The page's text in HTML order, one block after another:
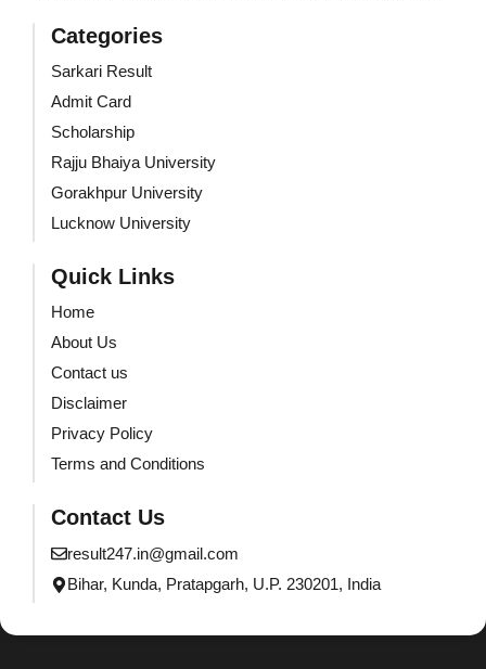
Categories
Sarkari Result
Admit Card
Scholarship
Rajju Bhaiya University
Gorakhpur University
Lucknow University
Quick Links
Home
About Us
Contact us
Disclaimer
Privacy Policy
Terms and Conditions
Contact Us
result247.in@gmail.com
Bihar, Kunda, Pratapgarh, U.P. 230201, India